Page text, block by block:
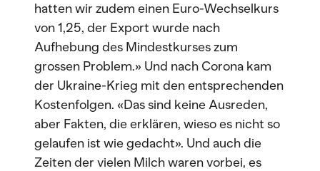
hatten wir zudem einen Euro-Wechselkurs
von 1,25, der Export wurde nach
Aufhebung des Mindestkurses zum
grossen Problem.» Und nach Corona kam
der Ukraine-Krieg mit den entsprechenden
Kostenfolgen. «Das sind keine Ausreden,
aber Fakten, die erklären, wieso es nicht so
gelaufen ist wie gedacht». Und auch die
Zeiten der vielen Milch waren vorbei, es